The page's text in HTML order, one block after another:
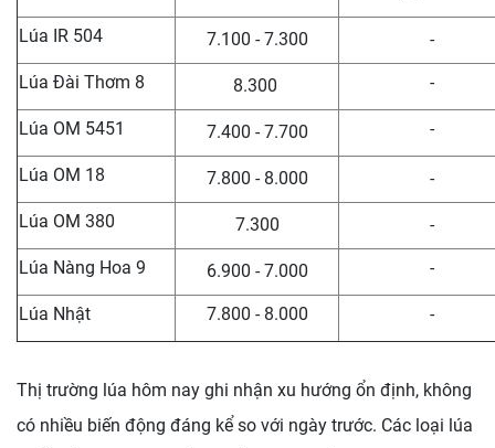
Lúa IR 504 7.100 - 7.300 -
Lúa Đài Thơm 8 8.300 -
Lúa OM 5451 7.400 - 7.700 -
Lúa OM 18 7.800 - 8.000 -
Lúa OM 380 7.300 -
Lúa Nàng Hoa 9 6.900 - 7.000 -
Lúa Nhật 7.800 - 8.000 -
Thị trường lúa hôm nay ghi nhận xu hướng ổn định, không
có nhiều biến động đáng kể so với ngày trước. Các loại lúa